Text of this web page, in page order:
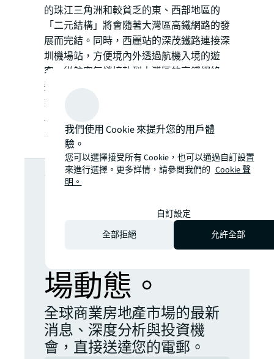
的珠江三角洲和較貧乏的東、西部地區的
「二元結構」將會隨著大灣區高鐵網路的發
展而完結。同時，西麗站的深茂鐵路連接深
圳機場站，方便境內外透過航機入境的遊
客，從航空無縫接軌到大灣區的高鐵網絡。
這能進一步加強西麗站在大灣區內的競爭
力，奠定其交通樞紐的地位。
文章原於2021年7月26日刊登於《經濟日
報》。
想了解更多深
入分析嗎？隨
時掌握最新市
場動態。
全球商業房地產市場的最新
消息、深度分析與投資機
會，直接送達您的電郵。
我們使用 Cookie 來提升您的用戶體
驗。
您可以選擇接受所有 Cookie，也可以通過自訂設置
來進行選擇。更多詳情，請參閲我們的 Cookie 聲
明。
自訂設定
全部拒絕
允許全部